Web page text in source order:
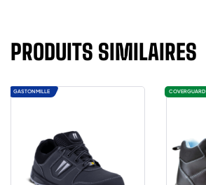
PRODUITS SIMILAIRES
GASTON MILLE COVERGUARD